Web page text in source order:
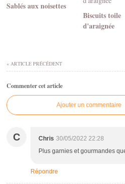
Sablés aux noisettes
Biscuits toile
d'araignée
« ARTICLE PRÉCÉDENT
Commenter cet article
Ajouter un commentaire
C Chris 30/05/2022 22:28
Plus garnies et gourmandes
Répondre